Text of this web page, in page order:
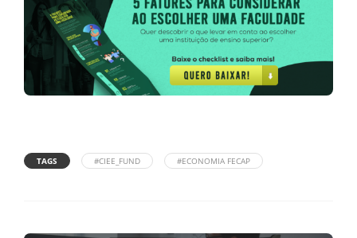
TAGS #CIEE_FUND #ECONOMIA FECAP